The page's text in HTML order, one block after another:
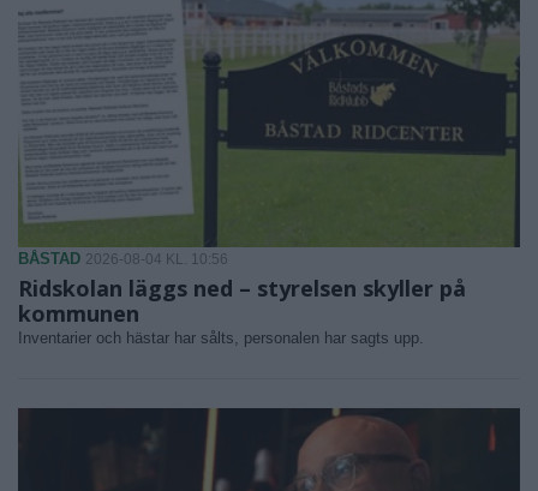
BÅSTAD 2026-08-04 KL. 10:56
Ridskolan läggs ned – styrelsen skyller på
kommunen
Inventarier och hästar har sålts, personalen har sagts upp.